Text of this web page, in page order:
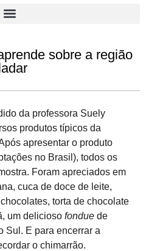
sobre a região
da professora Suely
produtos típicos da
apresentar o produto
no Brasil), todos os
Foram apreciados em
cuca de doce de leite,
torta de chocolate
um delicioso fondue de
Sul. E para encerrar a
o chimarrão.